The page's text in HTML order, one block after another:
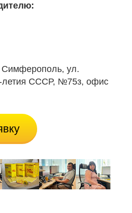
Симферополь, ул.
летия СССР, №75з, офис